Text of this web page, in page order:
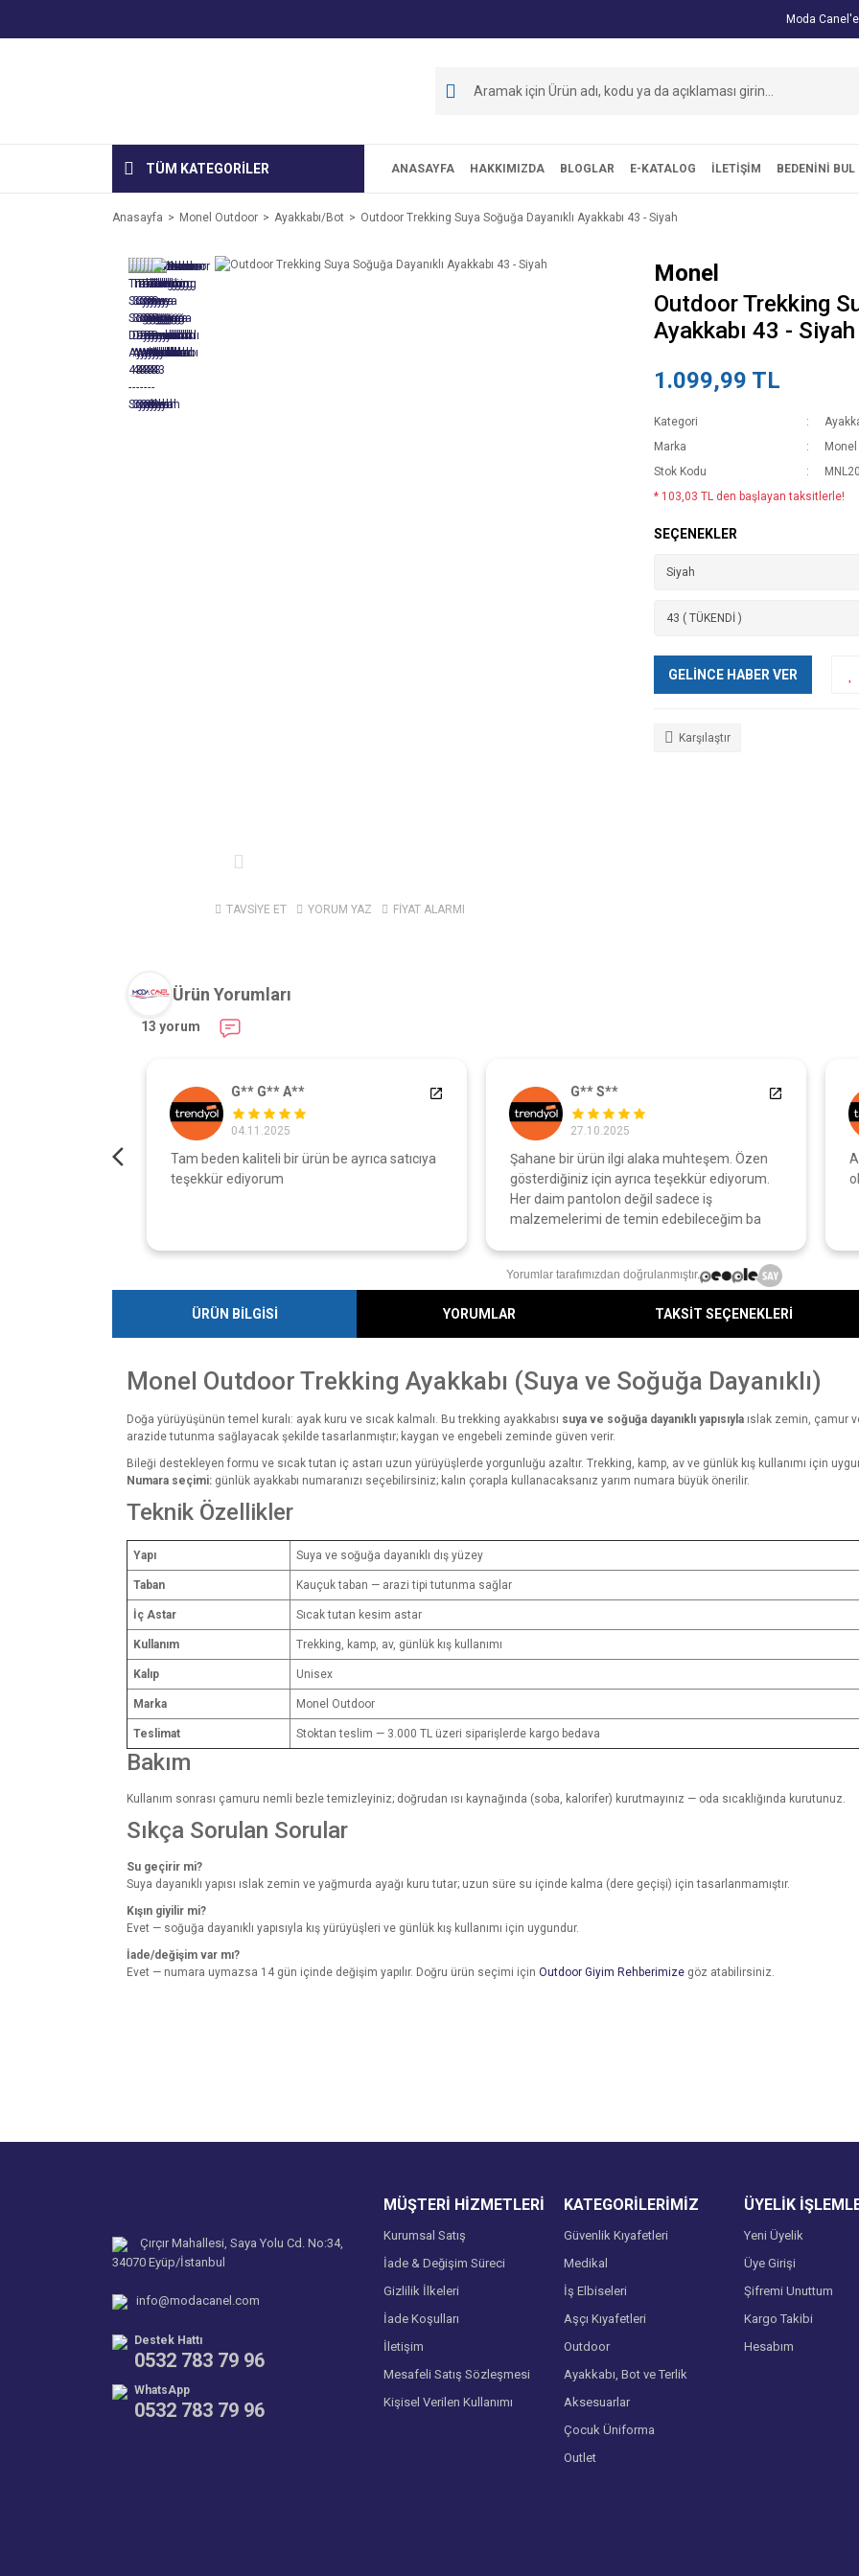
Moda
TÜM KATEGORİLER ANASAYFA HAKKIMIZDA BLOGLAR E-KATALOG İLETİŞİM BEDENİNİ BUL
Anasayfa Monel Outdoor Ayakkabı/Bot Outdoor Trekking Suya Soğuğa Dayanıklı Ayakkabı 43 - Siyah
TAVSİYE ET YORUM YAZ FİYAT ALARMI
Monel
Outdoor Trekking
Ayakkabı 43 - Siyah
1.099,99 TL
Kategori
Marka
Monel
Stok Kodu
* 103,03 TL den başlayan taksitlerle!
SEÇENEKLER
GELİNCE HABER VER
Karşılaştır
Ürün Yorumları
13 yorum
G** G** A**
04.11.2025
Tam beden kaliteli bir ürün be ayrıca satıcıya
teşekkür ediyorum
G** S**
27.10.2025
Şahane bir ürün ilgi alaka muhteşem. Özen
gösterdiğiniz için ayrıca teşekkür ediyorum.
Her daim pantolon değil sadece iş
malzemelerimi de temin edebileceğim ba
Yorumlar tarafımızdan doğrulanmıştır.
ÜRÜN BİLGİSİ YORUMLAR TAKSİT SEÇENEKLERİ
Monel Outdoor Trekking Ayakkabı (Suya ve Soğuğa Dayanıklı)
Doğa yürüyüşünün temel kuralı: ayak kuru ve sıcak kalmalı. Bu trekking ayakkabısı suya ve soğuğa dayanıklı yapısıyla ıslak zemin, çamur
arazide tutunma sağlayacak şekilde tasarlanmıştır; kaygan ve engebeli zeminde güven verir.
Bileği destekleyen formu ve sıcak tutan iç astarı uzun yürüyüşlerde yorgunluğu azaltır. Trekking, kamp, av ve günlük kış kullanımı için
Numara seçimi: günlük ayakkabı numaranızı seçebilirsiniz; kalın çorapla kullanacaksanız yarım numara büyük önerilir.
Teknik Özellikler
Yapı Suya ve soğuğa dayanıklı dış yüzey
Taban Kauçuk taban — arazi tipi tutunma sağlar
İç Astar Sıcak tutan kesim astar
Kullanım Trekking, kamp, av, günlük kış kullanımı
Kalıp Unisex
Marka Monel Outdoor
Teslimat Stoktan teslim — 3.000 TL üzeri siparişlerde kargo bedava
Bakım
Kullanım sonrası çamuru nemli bezle temizleyiniz; doğrudan ısı kaynağında (soba, kalorifer) kurutmayınız — oda sıcaklığında kurutunuz.
Sıkça Sorulan Sorular
Su geçirir mi?
Suya dayanıklı yapısı ıslak zemin ve yağmurda ayağı kuru tutar; uzun süre su içinde kalma (dere geçişi) için tasarlanmamıştır.
Kışın giyilir mi?
Evet — soğuğa dayanıklı yapısıyla kış yürüyüşleri ve günlük kış kullanımı için uygundur.
İade/değişim var mı?
Evet — numara uymazsa 14 gün içinde değişim yapılır. Doğru ürün seçimi için Outdoor Giyim Rehberimize göz atabilirsiniz.
Çırçır Mahallesi, Saya Yolu Cd. No:34,
34070 Eyüp/İstanbul
info@modacanel.com
Destek Hattı
0532 783 79 96
WhatsApp
0532 783 79 96
MÜŞTERİ HİZMETLERİ
Kurumsal Satış
İade & Değişim Süreci
Gizlilik İlkeleri
İade Koşulları
İletişim
Mesafeli Satış Sözleşmesi
Kişisel Verilen Kullanımı
KATEGORİLERİMİZ
Güvenlik Kıyafetleri
Medikal
İş Elbiseleri
Aşçı Kıyafetleri
Outdoor
Ayakkabı, Bot ve Terlik
Aksesuarlar
Çocuk Üniforma
Outlet
ÜYELİK
Yeni Üyelik
Üye Girişi
Şifremi Unuttum
Kargo Takibi
Hesabım